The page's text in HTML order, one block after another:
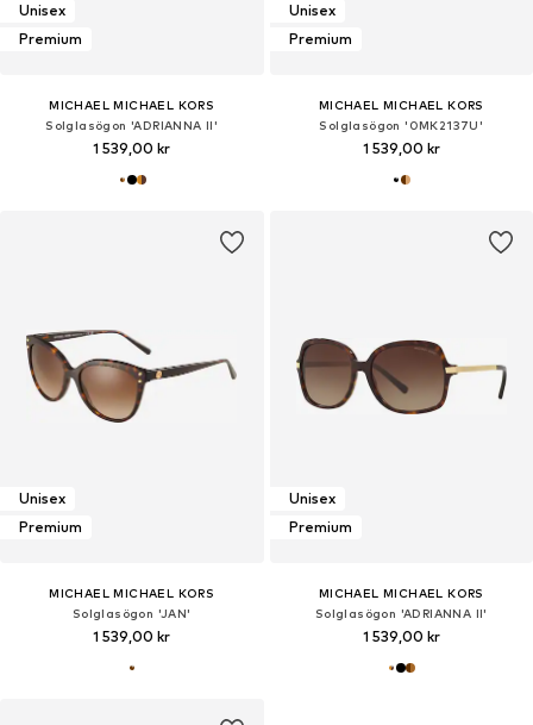
Unisex
Premium
MICHAEL MICHAEL KORS
Solglasögon 'ADRIANNA II'
1 539,00 kr
Unisex
Premium
MICHAEL MICHAEL KORS
Solglasögon '0MK2137U'
1 539,00 kr
Unisex
Premium
MICHAEL MICHAEL KORS
Solglasögon 'JAN'
1 539,00 kr
Unisex
Premium
MICHAEL MICHAEL KORS
Solglasögon 'ADRIANNA II'
1 539,00 kr